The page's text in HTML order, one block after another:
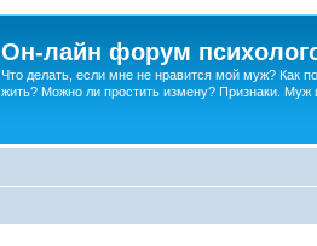
Он-лайн форум
Что делать, если мне не нравится мой муж? Как
жить? Можно ли простить измену? Признаки. Муж